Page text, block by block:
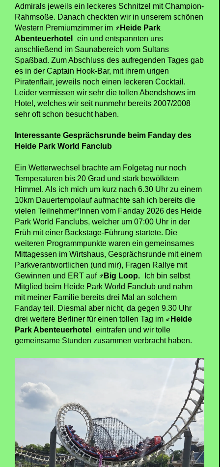
Admirals jeweils ein leckeres Schnitzel mit Champion-
Rahmsoße. Danach checkten wir in unserem schönen
Western Premiumzimmer im
Heide Park
Abenteuerhotel
ein und entspannten uns
anschließend im Saunabereich vom Sultans
Spaßbad. Zum Abschluss des aufregenden Tages gab
es in der Captain Hook-Bar, mit ihrem urigen
Piratenflair, jeweils noch einen leckeren Cocktail.
Leider vermissen wir sehr die tollen Abendshows im
Hotel, welches wir seit nunmehr bereits 2007/2008
sehr oft schon besucht haben.
Interessante Gesprächsrunde beim Fanday des
Heide Park World Fanclub
Ein Wetterwechsel brachte am Folgetag nur noch
Temperaturen bis 20 Grad und stark bewölktem
Himmel. Als ich mich um kurz nach 6.30 Uhr zu einem
10km Dauertempolauf aufmachte sah ich bereits die
vielen Teilnehmer*Innen vom Fanday 2026 des Heide
Park World Fanclubs, welcher um 07:00 Uhr in der
Früh mit einer Backstage-Führung startete. Die
weiteren Programmpunkte waren ein gemeinsames
Mittagessen im Wirtshaus, Gesprächsrunde mit einem
Parkverantwortlichen (und mir), Fragen Rallye mit
Gewinnen und ERT auf
Big Loop.
Ich bin selbst
Mitglied beim Heide Park World Fanclub und nahm
mit meiner Familie bereits drei Mal an solchem
Fanday teil. Diesmal aber nicht, da gegen 9.30 Uhr
drei weitere Berliner für einen tollen Tag im
Heide
Park Abenteuerhotel
eintrafen und wir tolle
gemeinsame Stunden zusammen verbracht haben.